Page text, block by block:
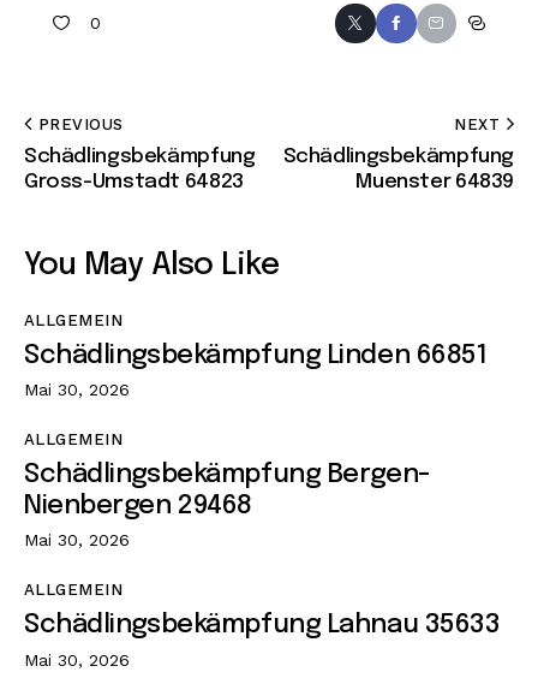
0
PREVIOUS
Schädlingsbekämpfung
Gross-Umstadt 64823
NEXT
Schädlingsbekämpfung
Muenster 64839
You May Also Like
ALLGEMEIN
Schädlingsbekämpfung Linden 66851
Mai 30, 2026
ALLGEMEIN
Schädlingsbekämpfung Bergen-
Nienbergen 29468
Mai 30, 2026
ALLGEMEIN
Schädlingsbekämpfung Lahnau 35633
Mai 30, 2026